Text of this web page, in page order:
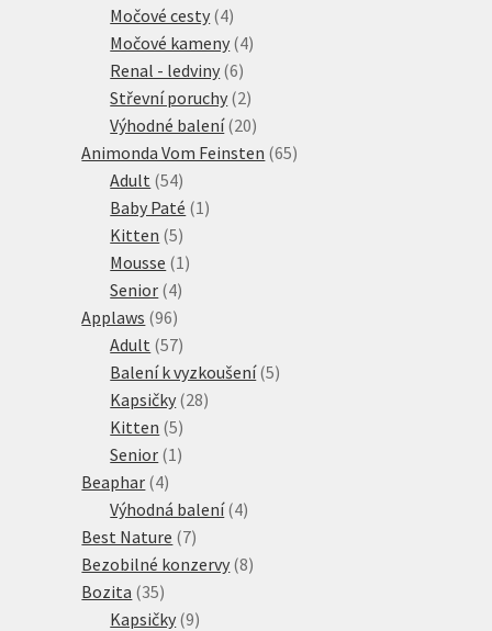
Močové cesty 44
produkty
Močové kameny 44
Renal - ledviny 66
produktů
Střevní poruchy 22
produkty
Výhodné balení 2020
produktů
Animonda Vom Feinsten 6565
Adult 5454
produktů
Baby Paté 1 1
Kitten 55
produktů
Mousse 1 1
Senior 44
produkty
Applaws 9696
produktů
Adult 5757
produktů
Balení k vyzkoušení 55
Kapsičky 2828
Kitten 55
produktů
Senior 1 1
Beaphar 44
produkty
Výhodná balení 44
Best Nature 77
produktů
Bezobilné konzervy 88
Bozita 3535
produktů
Kapsičky 99